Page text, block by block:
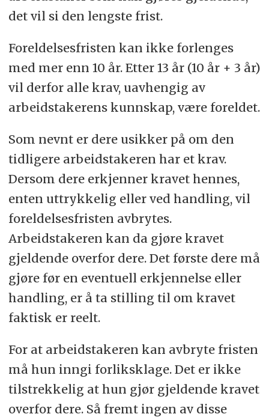
det vil si den lengste frist.
Foreldelsesfristen kan ikke forlenges
med mer enn 10 år. Etter 13 år (10 år + 3 år)
vil derfor alle krav, uavhengig av
arbeidstakerens kunnskap, være foreldet.
Som nevnt er dere usikker på om den
tidligere arbeidstakeren har et krav.
Dersom dere erkjenner kravet hennes,
enten uttrykkelig eller ved handling, vil
foreldelsesfristen avbrytes.
Arbeidstakeren kan da gjøre kravet
gjeldende overfor dere. Det første dere må
gjøre før en eventuell erkjennelse eller
handling, er å ta stilling til om kravet
faktisk er reelt.
For at arbeidstakeren kan avbryte fristen
må hun inngi forliksklage. Det er ikke
tilstrekkelig at hun gjør gjeldende kravet
overfor dere. Så fremt ingen av disse